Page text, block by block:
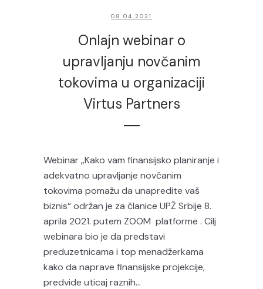
08.04.2021
Onlajn webinar o
upravljanju novčanim
tokovima u organizaciji
Virtus Partners
Webinar „Kako vam finansijsko planiranje i
adekvatno upravljanje novčanim
tokovima pomažu da unapredite vaš
biznis“ održan je za članice UPŽ Srbije 8.
aprila 2021. putem ZOOM platforme . Cilj
webinara bio je da predstavi
preduzetnicama i top menadžerkama
kako da naprave finansijske projekcije,
predvide uticaj raznih...